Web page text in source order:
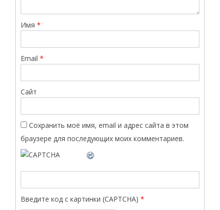
Имя*
Email*
Сайт
Сохранить моё имя, email и адрес сайта в этом
браузере для последующих моих комментариев.
Введите код с картинки (CAPTCHA) *